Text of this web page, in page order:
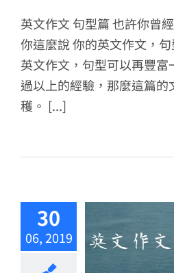
英文作文 句型篇 也許你曾
你這麼說 你的英文作文，
英文作文，句型可以再豐富
過以上的經驗，那麼這篇
穫。 [...]
30
06, 2019